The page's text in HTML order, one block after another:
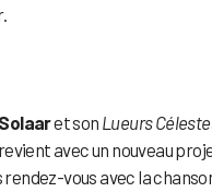
et son Lueurs
avec un nouveau
vous avec la